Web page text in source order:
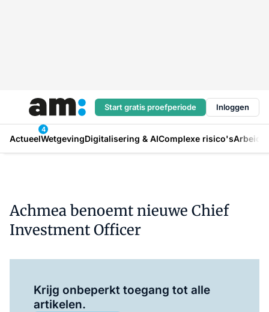
Start gratis proefperiode Inloggen
Actueel
4
WetgevingDigitalisering & AIComplexe risico's
Achmea benoemt nieuwe Chief
Investment Officer
Krijg onbeperkt toegang tot alle
artikelen.